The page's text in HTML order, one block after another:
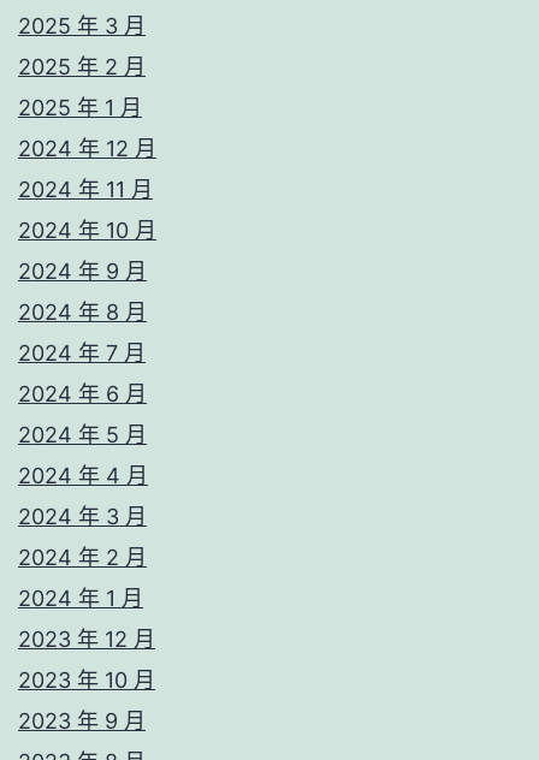
2025 年 3 月
2025 年 2 月
2025 年 1 月
2024 年 12 月
2024 年 11 月
2024 年 10 月
2024 年 9 月
2024 年 8 月
2024 年 7 月
2024 年 6 月
2024 年 5 月
2024 年 4 月
2024 年 3 月
2024 年 2 月
2024 年 1 月
2023 年 12 月
2023 年 10 月
2023 年 9 月